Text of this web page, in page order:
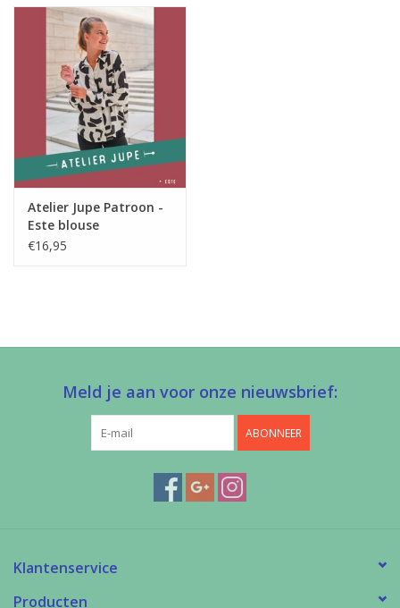
Atelier Jupe Patroon -
Este blouse
€16,95
Meld je aan voor onze nieuwsbrief:
ABONNEER
Klantenservice
Producten